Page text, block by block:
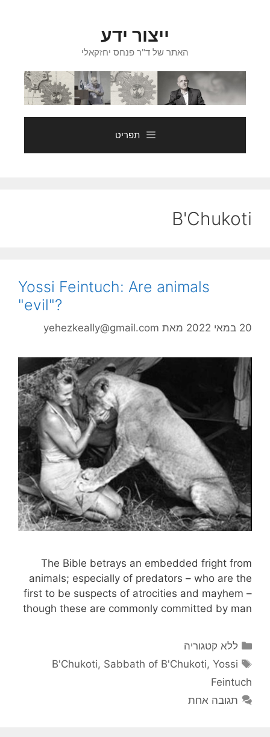
ייצור ידע
האתר של ד"ר פנחס יחזקאלי
תפריט
B'Chukoti
Yossi Feintuch: Are animals
"evil"?
20 במאי 2022 מאת yehezkeally@gmail.com
The Bible betrays an embedded fright from
animals; especially of predators – who are the
first to be suspects of atrocities and mayhem –
though these are commonly committed by man
קטגוריות
ללא קטגוריה
תגיות
B'Chukoti, Sabbath of B'Chukoti, Yossi
Feintuch
תגובה אחת